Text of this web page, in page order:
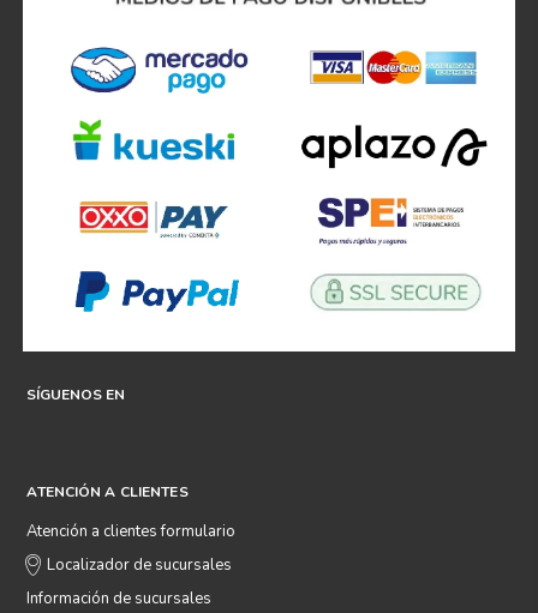
SÍGUENOS EN
ATENCIÓN A CLIENTES
Atención a clientes formulario
Localizador de sucursales
Información de sucursales